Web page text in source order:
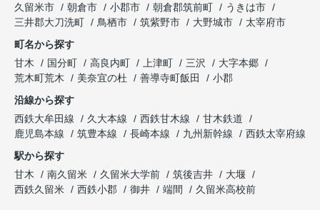
久留米市
朝倉市 小郡市 朝倉郡筑前町
うきは市
三井郡大刀洗町
鳥栖市 筑紫野市 大野城市
太宰府市
町名から探す
甘木
国分町 高良内町 上津町 三沢
大字本郷
荒木町荒木
美奈宜の杜 善導寺町飯田
小郡
沿線から探す
西鉄大牟田線
久大本線 西鉄甘木線
甘木鉄道
鹿児島本線
筑豊本線 長崎本線 九州新幹線
西鉄太宰府線
駅から探す
甘木
南久留米 久留米大学前 筑後吉井
大堰
西鉄久留米
西鉄小郡 御井 端間 久留米高校前